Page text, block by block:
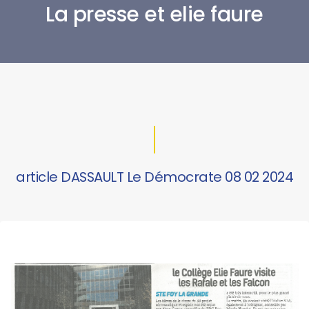
La presse et elie faure
article DASSAULT Le Démocrate 08 02 2024